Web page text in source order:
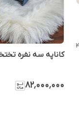
کاناپه سه نفره
۸۲٬۰۰۰٬۰۰۰